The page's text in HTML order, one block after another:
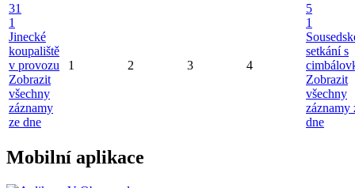
31
1
Jinecké
koupaliště
v provozu
Zobrazit
všechny
záznamy
ze dne
1 2 3 4
5
1
setkání s
Zobrazit
všechny
záznamy
dne
Mobilní aplikace